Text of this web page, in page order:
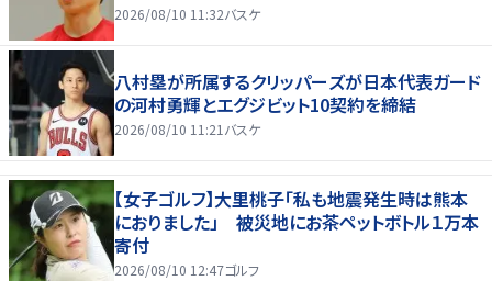
2026/08/10 11:32バスケ
八村塁が所属するクリッパーズが日本代表ガード
の河村勇輝とエグジビット10契約を締結
2026/08/10 11:21 バスケ
【女子ゴルフ】大里桃子「私も地震発生時は熊本
におりました」 被災地にお茶ペットボトル１万本
寄付
2026/08/10 12:47ゴルフ